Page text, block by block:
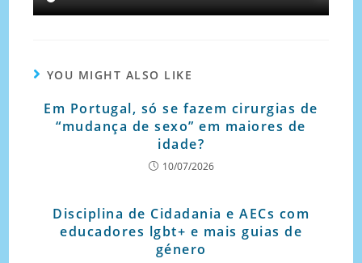
YOU MIGHT ALSO LIKE
Em Portugal, só se fazem cirurgias de
“mudança de sexo” em maiores de
idade?
10/07/2026
Disciplina de Cidadania e AECs com
educadores lgbt+ e mais guias de
género